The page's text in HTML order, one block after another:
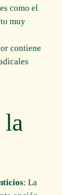
como el
muy
contiene
la
: La